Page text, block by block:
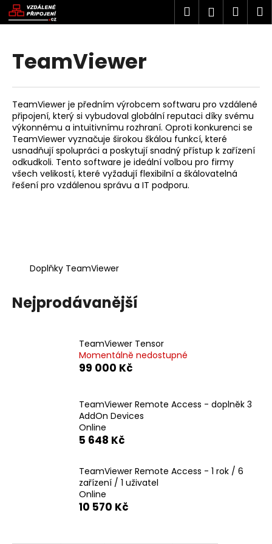
Přejít
na
obsah
Hledat
TeamViewer
TeamViewer je předním výrobcem softwaru pro vzdálené
připojení, který si vybudoval globální reputaci díky svému
výkonnému a intuitivnímu rozhraní. Oproti konkurenci se
TeamViewer vyznačuje širokou škálou funkcí, které
usnadňují spolupráci a poskytují snadný přístup k zařízení
odkudkoli. Tento software je ideální volbou pro firmy
všech velikostí, které vyžadují flexibilní a škálovatelná
řešení pro vzdálenou správu a IT podporu.
Doplňky TeamViewer
Nejprodávanější
TeamViewer Tensor
Momentálně nedostupné
99 000 Kč
TeamViewer Remote Access - doplněk 3
AddOn Devices
Online
5 648 Kč
TeamViewer Remote Access - 1 rok / 6
zařízení / 1 uživatel
Online
10 570 Kč
K
o
C
o
p
o
t
ř
e
b
u
j
HLEDAT